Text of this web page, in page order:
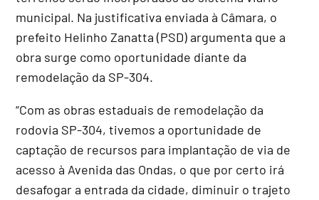
municipal. Na justificativa enviada à Câmara, o
prefeito Helinho Zanatta (PSD) argumenta que a
obra surge como oportunidade diante da
remodelação da SP-304.
“Com as obras estaduais de remodelação da
rodovia SP-304, tivemos a oportunidade de
captação de recursos para implantação de via de
acesso à Avenida das Ondas, o que por certo irá
desafogar a entrada da cidade, diminuir o trajeto